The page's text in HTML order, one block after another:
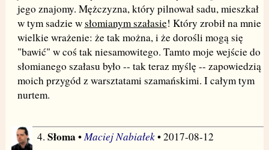
jego znajomy. Mężczyzna, który pilnował sadu, mieszkał
w tym sadzie wsłomianym szałasie! Który zrobił na mnie
wielkie wrażenie: że tak można, i że dorośli mogą się
"bawić" w coś tak niesamowitego. Tamto moje wejście do
słomianego szałasu było -- tak teraz myślę -- zapowiedzią
moich przygód z warsztatami szamańskimi. I całym tym
nurtem.
4. Słoma • Maciej Nabiałek• 2017-08-12